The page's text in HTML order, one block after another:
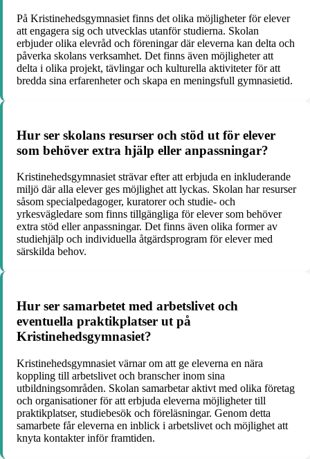
På Kristinehedsgymnasiet finns det olika möjligheter för elever
att engagera sig och utvecklas utanför studierna. Skolan
erbjuder olika elevråd och föreningar där eleverna kan delta och
påverka skolans verksamhet. Det finns även möjligheter att
delta i olika projekt, tävlingar och kulturella aktiviteter för att
bredda sina erfarenheter och skapa en meningsfull gymnasietid.
Hur ser skolans resurser och stöd ut för elever
som behöver extra hjälp eller anpassningar?
Kristinehedsgymnasiet strävar efter att erbjuda en inkluderande
miljö där alla elever ges möjlighet att lyckas. Skolan har resurser
såsom specialpedagoger, kuratorer och studie- och
yrkesvägledare som finns tillgängliga för elever som behöver
extra stöd eller anpassningar. Det finns även olika former av
studiehjälp och individuella åtgärdsprogram för elever med
särskilda behov.
Hur ser samarbetet med arbetslivet och
eventuella praktikplatser ut på
Kristinehedsgymnasiet?
Kristinehedsgymnasiet värnar om att ge eleverna en nära
koppling till arbetslivet och branscher inom sina
utbildningsområden. Skolan samarbetar aktivt med olika företag
och organisationer för att erbjuda eleverna möjligheter till
praktikplatser, studiebesök och föreläsningar. Genom detta
samarbete får eleverna en inblick i arbetslivet och möjlighet att
knyta kontakter inför framtiden.